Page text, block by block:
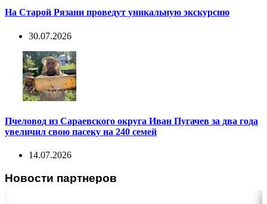
На Старой Рязани проведут уникальную экскурсию
30.07.2026
Пчеловод из Сараевского округа Иван Пугачев за два года
увеличил свою пасеку на 240 семей
14.07.2026
Новости партнеров